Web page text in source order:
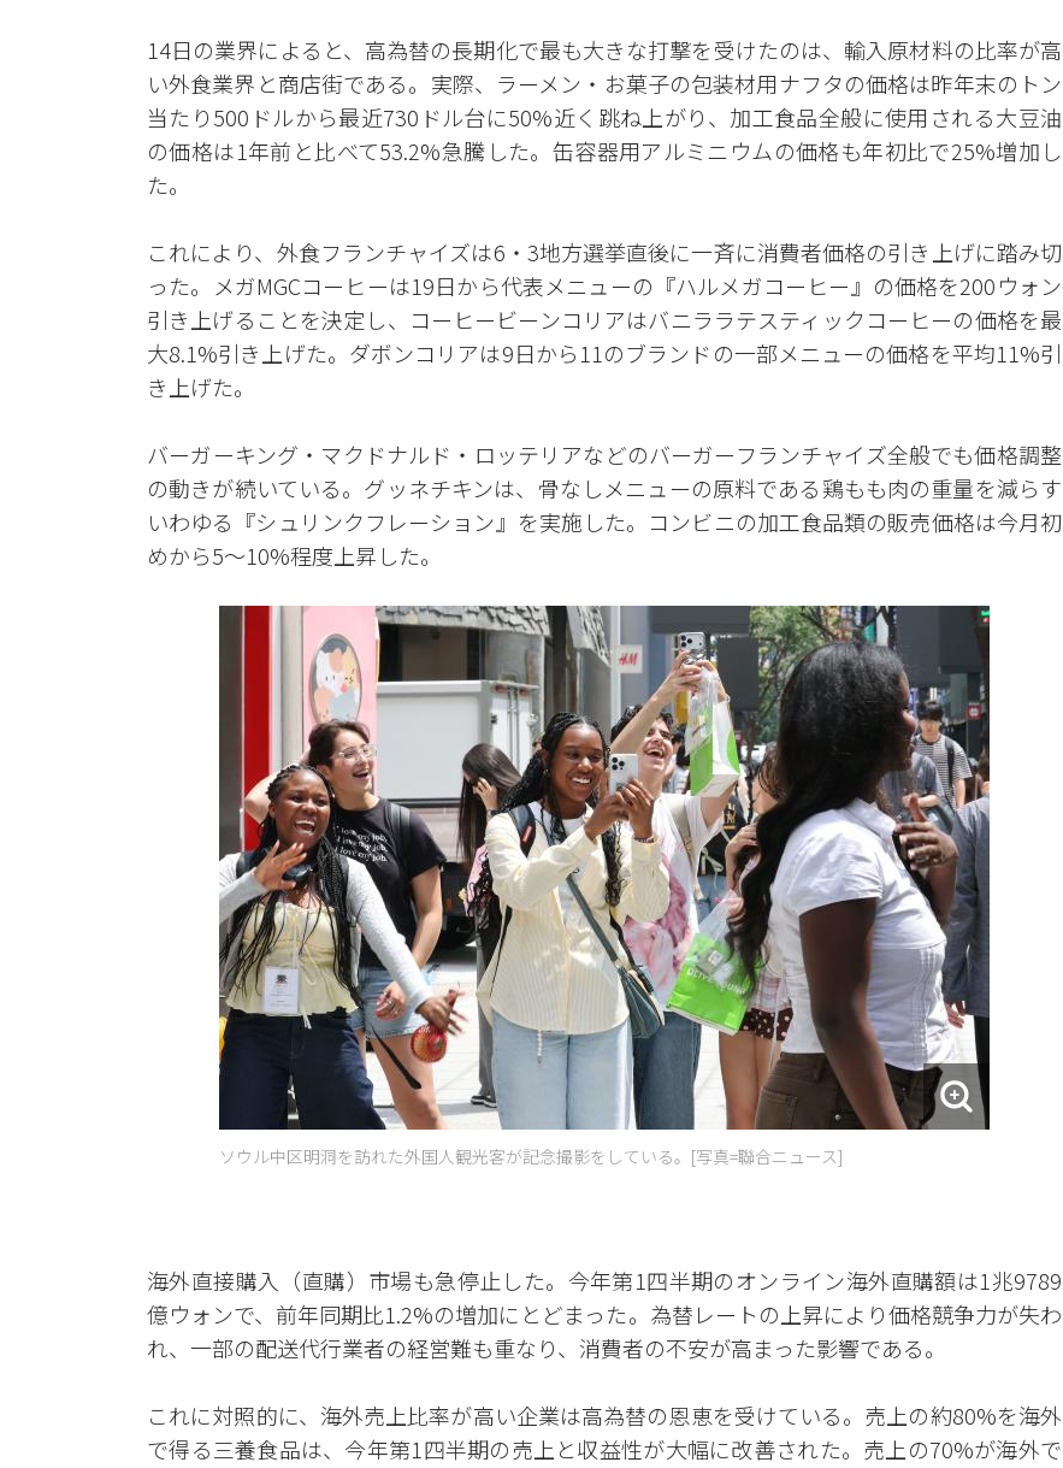
14日の業界によると、高為替の長期化で最も大きな打撃を受けたのは、輸入原材料の比率が高
い外食業界と商店街である。実際、ラーメン・お菓子の包装材用ナフタの価格は昨年末のトン
当たり500ドルから最近730ドル台に50%近く跳ね上がり、加工食品全般に使用される大豆油
の価格は1年前と比べて53.2%急騰した。缶容器用アルミニウムの価格も年初比で25%増加し
た。
これにより、外食フランチャイズは6・3地方選挙直後に一斉に消費者価格の引き上げに踏み切
った。メガMGCコーヒーは19日から代表メニューの『ハルメガコーヒー』の価格を200ウォン
引き上げることを決定し、コーヒービーンコリアはバニララテスティックコーヒーの価格を最
大8.1%引き上げた。ダボンコリアは9日から11のブランドの一部メニューの価格を平均11%引
き上げた。
バーガーキング・マクドナルド・ロッテリアなどのバーガーフランチャイズ全般でも価格調整
の動きが続いている。グッネチキンは、骨なしメニューの原料である鶏もも肉の重量を減らす
いわゆる『シュリンクフレーション』を実施した。コンビニの加工食品類の販売価格は今月初
めから5～10%程度上昇した。
ソウル中区明洞を訪れた外国人観光客が記念撮影をしている。[写真=聯合ニュース]
海外直接購入（直購）市場も急停止した。今年第1四半期のオンライン海外直購額は1兆9789
億ウォンで、前年同期比1.2%の増加にとどまった。為替レートの上昇により価格競争力が失わ
れ、一部の配送代行業者の経営難も重なり、消費者の不安が高まった影響である。
これに対照的に、海外売上比率が高い企業は高為替の恩恵を受けている。売上の約80%を海外
で得る三養食品は、今年第1四半期の売上と収益性が大幅に改善された。売上の70%が海外で